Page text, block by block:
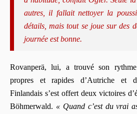
autres, il fallait nettoyer la
détails, mais tout se joue sur des
journée est bonne.
Rovanperä, lui, a trouvé son
propres et rapides d’Autriche et
Finlandais s’est offert deux victoires
Böhmerwald. « Quand c’est du vrai